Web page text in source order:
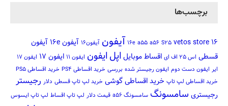
برچسب‌ها
16
16e a55 a56 S25 vetos store آیفون آیفون16 آیفون 16e
آیفون
قسطی اس 25 اف ای اقساط موبایل اپل ایفون ایفون 11 ایفون 17
ایفون 17
ایر ایفون دست دوم ایفون رجیستر شده بررسی خرید اقساطی PS4
خرید اقساطی PS5
خرید اقساطی لپ تاپ خرید اقساطی گوشی خرید لپ تاپ قسطی دلار رجیستر
رجیستری سامسونگ سامسونگ a56 قیمت دلار لپ تاپ اقساط لپ تاپ ایسوس